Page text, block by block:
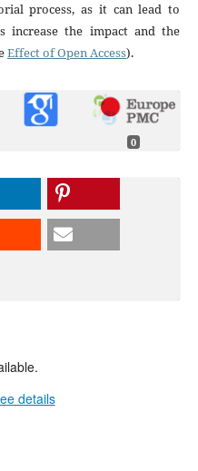
process, as it can lead to
increase the impact and the
Effect of Open Access).
0
details